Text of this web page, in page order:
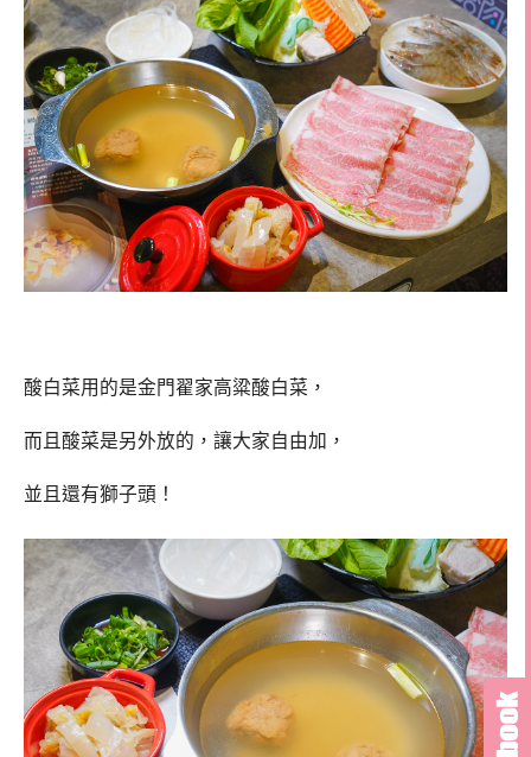
酸白菜用的是金門翟家高粱酸白菜，
而且酸菜是另外放的，讓大家自由加，
並且還有獅子頭！